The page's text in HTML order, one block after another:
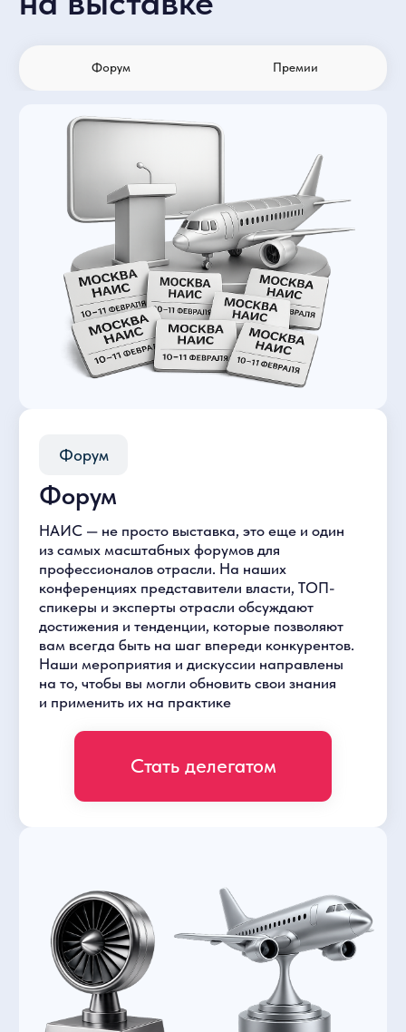
10 февраля 202710:00-18:00
Синяя ветка
Волоколамское шоссе
Красногорск, Международная, 16
Бесплатная парковка c 7:00 до 20:00
проведения